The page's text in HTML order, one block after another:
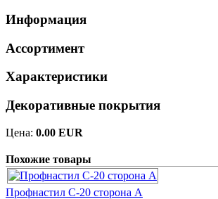
Информация
Ассортимент
Характеристики
Декоративные покрытия
Цена: 0.00 EUR
Похожие товары
Профнастил С-20 сторона А